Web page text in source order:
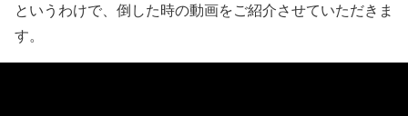
というわけで、倒した時の動画をご紹介させていただきま
す。